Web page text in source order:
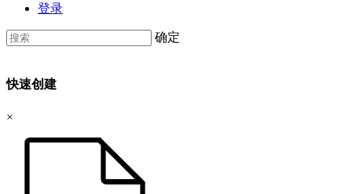
登录
确定
快速创建
×